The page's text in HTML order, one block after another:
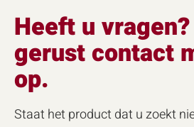
Heeft u
gerust contact
op.
Staat het product dat u zoekt